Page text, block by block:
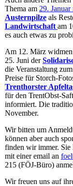
Thema am 29. Januar
Austernpilze als
Landwirtschaft am
es auch etwas zu
Am 12. März
25. Juni der
die Veranstaltung
Preise für Storch-
Trenthorster
für den TrentObst-
informiert. Die
November.
Wir bitten um
können aber auch
finden wir immer. Sie
mit einer email an
215 (FÖJ-Büro)
Wir freuen uns auf